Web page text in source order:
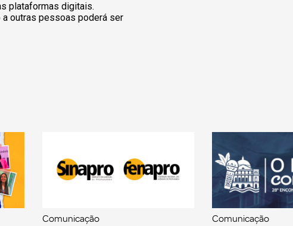
plataformas digitais.
outras pessoas poderá ser
Comunicação Comunicação